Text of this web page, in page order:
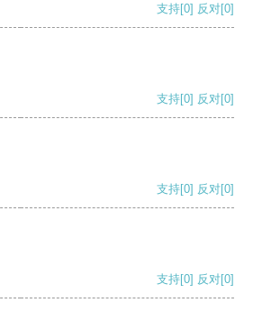
支持[0] 反对[0]
支持[0] 反对[0]
支持[0] 反对[0]
支持[0] 反对[0]